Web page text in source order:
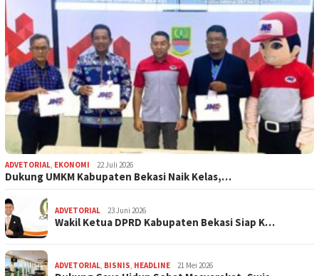
ADVETORIAL, EKONOMI 22 Juli 2026
Dukung UMKM Kabupaten Bekasi Naik Kelas,…
ADVETORIAL 23 Juni 2026
Wakil Ketua DPRD Kabupaten Bekasi Siap K…
ADVETORIAL, BISNIS, HEADLINE 21 Mei 2026